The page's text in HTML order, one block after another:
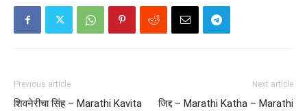
Previous article
शिवनेरीचा सिंह – Marathi Kavita
Next article
जिद्द – Marathi Katha – Marathi